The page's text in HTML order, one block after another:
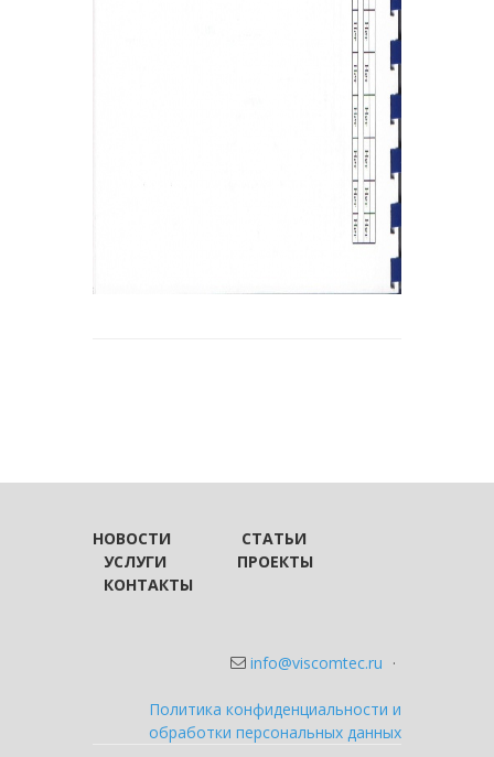
НОВОСТИ
СТАТЬИ
УСЛУГИ
ПРОЕКТЫ
КОНТАКТЫ
info@viscomtec.ru ·
Политика конфиденциальности и
обработки персональных данных